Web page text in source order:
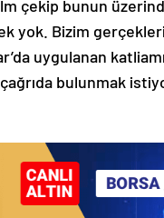
yok. Bizim
uygulanan
bulunmak